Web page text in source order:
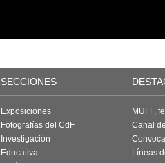
SECCIONES
Exposiciones
Fotografías del CdF
Investigación
Educativa
MUFF,
Canal
Líneas